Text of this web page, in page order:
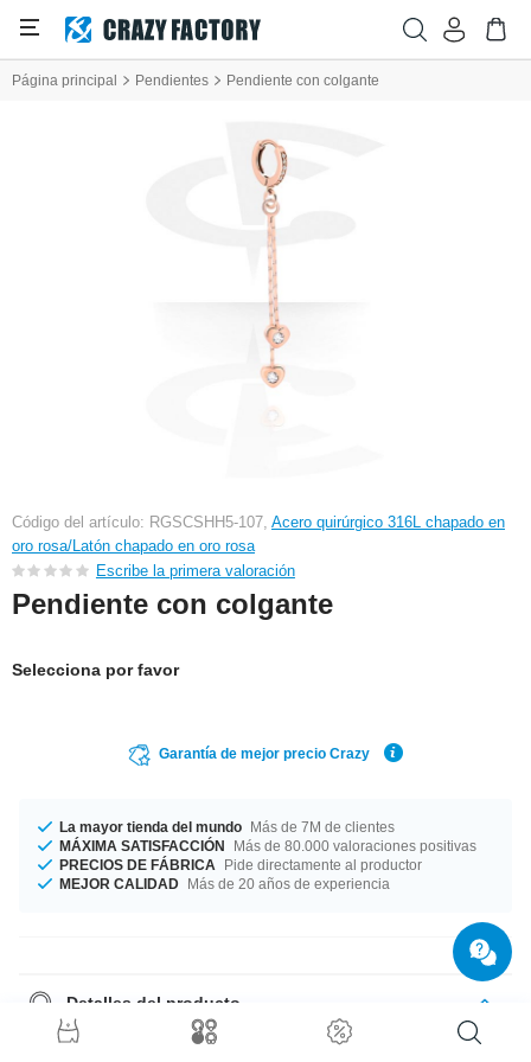
Página principal Pendientes Pendiente con colgante
Código del artículo: RGSCSHH5-107, Acero quirúrgico 316L chapado en
oro rosa/Latón chapado en oro rosa
Escribe la primera valoración
Pendiente con colgante
Selecciona por favor
Garantía de mejor precio Crazy
La mayor tienda del mundo Más de 7M de clientes
MÁXIMA SATISFACCIÓN
Más de 80.000 valoraciones positivas
PRECIOS DE FÁBRICA
Pide directamente al productor
MEJOR CALIDAD Más de 20 años de experiencia
Detalles del producto
Grosor de 1.2 mm. Diámetro de 8 mm. Elegante pero atrevido en color